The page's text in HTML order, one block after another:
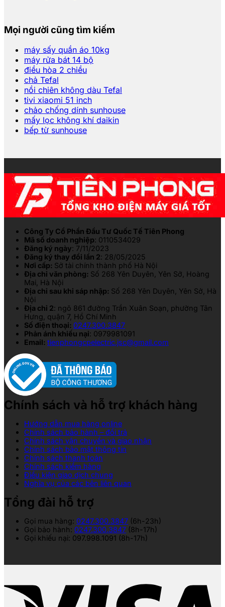
Mọi người cũng tìm kiếm
máy sấy quần áo 10kg
máy rửa bát 14 bộ
điều hòa 2 chiều
chả Tefal
nồi chiên không dàu Tefal
tivi xiaomi 51 inch
chảo chống dính sunhouse
mấy lọc không khí daikin
bếp từ sunhouse
Công Ty Cổ Phần Đầu Tư Quốc Tế Tiên Phong
Mã số doanh nghiệp: 0110534029
Đăng ký ngày: 7/11/2023
Đăng ký thay đổi lần 2: 28/05/2025
Nơi cấp: Sở tài chính thành phố Hà Nội
Địa chỉ văn phòng: Số 268 Yên Duyên, Yên Sở, Hoàng
Mai, Hà Nội
Địa chỉ sau khi sáp nhập: Số 268 Yên Duyên, Yên Sở, Hà
Nội
Địa chỉ 2: ngõ 861 đường Trần Xuân Soạn, phường Tân
Hưng, quận 7, Hồ Chí Minh
Số điện thoại: 0247.300.3847
Phản ánh khiếu nại: 0979981091
Email: tienphongcpelectric.jsc@gmail.com
Chính sách và hỗ trợ khách hàng
Hướng dẫn mua hàng online
Chính sách bảo hành – đổi trả
Chính sách vận chuyển và giao nhận
Chính sách bảo mật thông tin
Chính sách thanh toán
Chính sách kiểm hàng
Điều kiện giao dịch chung
Nghĩa vụ của các bên liên quan
Tổng đài hỗ trợ
Gọi mua hàng: 0247.300.3847 (6h-23h)
Gọi bảo hành: 0247.300.3847 (8h-17h)
Gọi khiếu nại: 097.998.1091 (8h-17h)